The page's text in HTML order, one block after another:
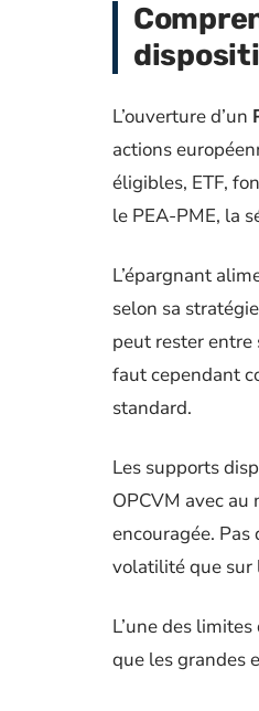
L’ouverture d’un
actions
éligibles, ETF,
le PEA-PME, la
L’épargnant
selon sa
peut rester entre
faut cependant
standard.
Les supports
OPCVM avec
encouragée. Pas
volatilité que sur
L’une des
que les grandes